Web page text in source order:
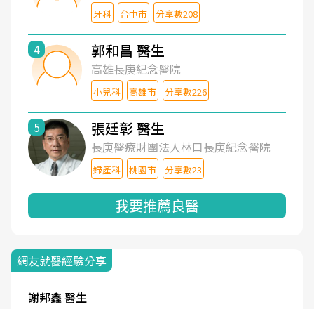
牙科 台中市 分享數208
4 郭和昌 醫生
高雄長庚紀念醫院
小兒科 高雄市 分享數226
5 張廷彰 醫生
長庚醫療財團法人林口長庚紀念醫院
婦產科 桃園市 分享數23
我要推薦良醫
網友就醫經驗分享
謝邦鑫 醫生